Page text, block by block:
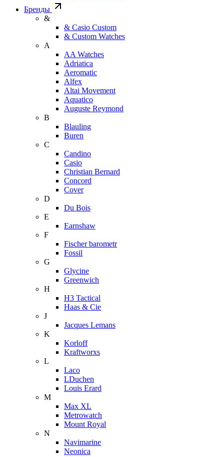
Бренды
&
& Casio Custom
& Custom Watches
A
AA Watches
Adriatica
Aeromatic
Alfex
Altai Movement
Aquatico
Auguste Reymond
B
Blauling
Buren
C
Candino
Casio
Christian Bernard
Concord
Cover
D
Du Bois
E
Earnshaw
F
Fischer barometr
Fossil
G
Glycine
Greenwich
H
H3 Tactical
Haas & Cie
J
Jacques Lemans
K
Korloff
Kraftworxs
L
Laco
LDuchen
Louis Erard
M
Max XL
Metrowatch
Mount Royal
N
Navimarine
Neonica